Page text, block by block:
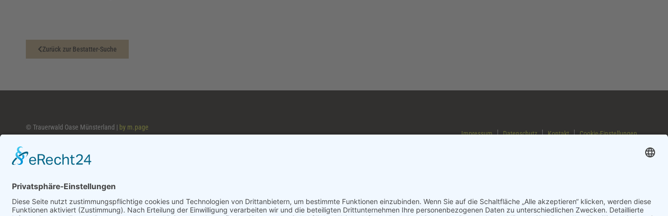
Zurück zur Bestatter-Suche
© Trauerwald Oase Münsterland | by m.page
Impressum
Datenschutz Kontakt Cookie-Einstellungen